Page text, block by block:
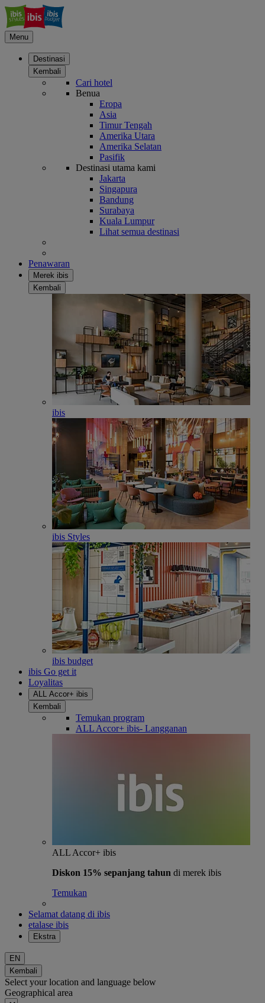
Menu
Destinasi
Kembali
Cari hotel
Benua
Eropa
Asia
Timur Tengah
Amerika Utara
Amerika Selatan
Pasifik
Destinasi utama kami
Jakarta
Singapura
Bandung
Surabaya
Kuala Lumpur
Lihat semua destinasi
Penawaran
Merek ibis
Kembali
ibis
ibis Styles
ibis budget
ibis Go get it
Loyalitas
ALL Accor+ ibis
Kembali
Temukan program
ALL Accor+ ibis- Langganan
ALL Accor+ ibis
Diskon 15% sepanjang tahun di merek ibis
Temukan
Selamat datang di ibis
etalase ibis
Ekstra
EN
Kembali
Select your location and language below
Geographical area